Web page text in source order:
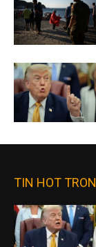
TIN HOT